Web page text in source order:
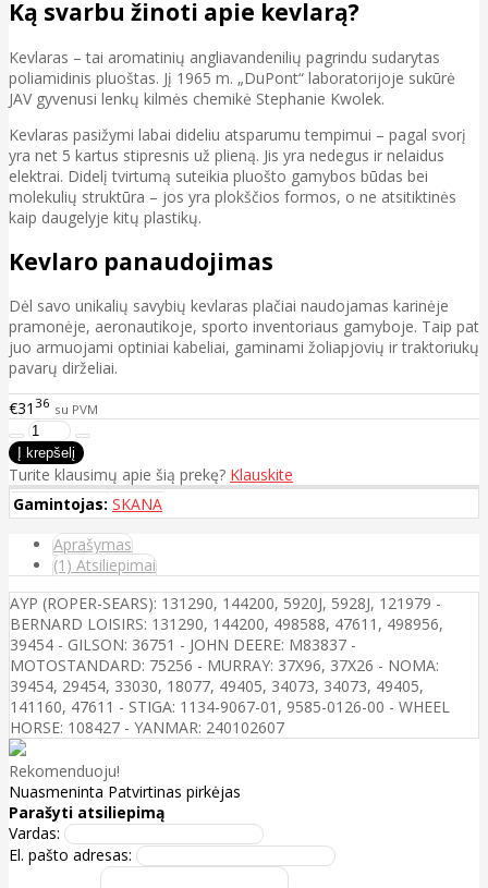
Ką svarbu žinoti apie kevlarą?
Kevlaras – tai aromatinių angliavandenilių pagrindu sudarytas
poliamidinis pluoštas. Jį 1965 m. „DuPont“ laboratorijoje sukūrė
JAV gyvenusi lenkų kilmės chemikė Stephanie Kwolek.
Kevlaras pasižymi labai dideliu atsparumu tempimui – pagal svorį
yra net 5 kartus stipresnis už plieną. Jis yra nedegus ir nelaidus
elektrai. Didelį tvirtumą suteikia pluošto gamybos būdas bei
molekulių struktūra – jos yra plokščios formos, o ne atsitiktinės
kaip daugelyje kitų plastikų.
Kevlaro panaudojimas
Dėl savo unikalių savybių kevlaras plačiai naudojamas karinėje
pramonėje, aeronautikoje, sporto inventoriaus gamyboje. Taip pat
juo armuojami optiniai kabeliai, gaminami žoliapjovių ir traktoriukų
pavarų dirželiai.
€31 36 su PVM
Turite klausimų apie šią prekę? Klauskite
Gamintojas: SKANA
Aprašymas
(1) Atsiliepimai
AYP (ROPER-SEARS): 131290, 144200, 5920J, 5928J, 121979 -
BERNARD LOISIRS: 131290, 144200, 498588, 47611, 498956,
39454 - GILSON: 36751 - JOHN DEERE: M83837 -
MOTOSTANDARD: 75256 - MURRAY: 37X96, 37X26 - NOMA:
39454, 29454, 33030, 18077, 49405, 34073, 34073, 49405,
141160, 47611 - STIGA: 1134-9067-01, 9585-0126-00 - WHEEL
HORSE: 108427 - YANMAR: 240102607
Rekomenduoju!
Nuasmeninta Patvirtinas pirkėjas
Parašyti atsiliepimą
Vardas:
El. pašto adresas: